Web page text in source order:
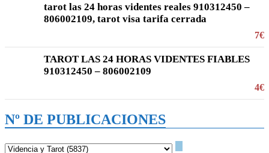
tarot las 24 horas videntes reales 910312450 –
806002109, tarot visa tarifa cerrada
7€
TAROT LAS 24 HORAS VIDENTES FIABLES
910312450 – 806002109
4€
Nº DE PUBLICACIONES